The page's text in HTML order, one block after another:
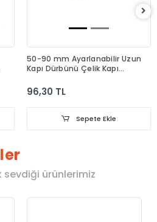
50-90 mm Ayarlanabilir Uzun
Kapı Dürbünü Çelik Kapı
96,30 TL
Sepete Ekle
sevdiği ürünlerimiz